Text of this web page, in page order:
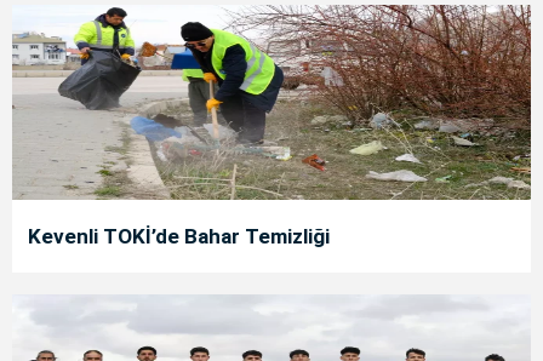
Kevenli TOKİ’de Bahar Temizliği